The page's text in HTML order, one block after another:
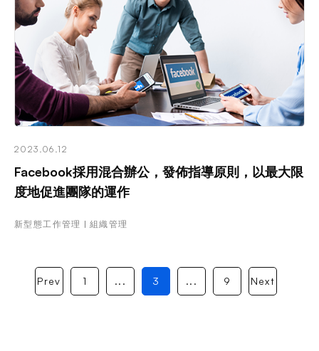
2023.06.12
Facebook採用混合辦公，發佈指導原則，以最大限
度地促進團隊的運作
新型態工作管理 組織管理
Prev 1 ... 3 ... 9 Next